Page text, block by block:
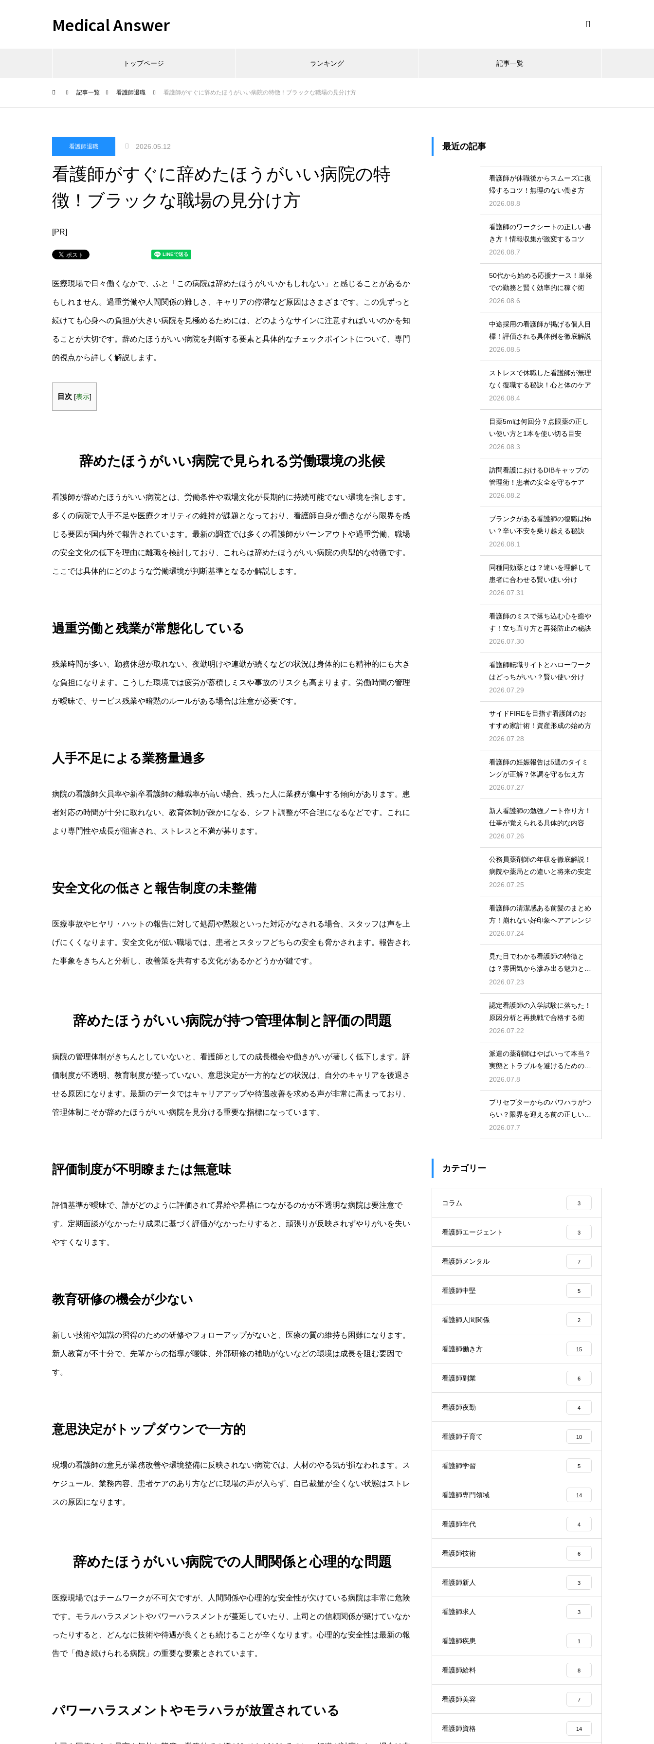
Medical Answer
トップページ ランキング 記事一覧
記事一覧 看護師退職 看護師がすぐに辞めたほうがいい病院の特徴！ブラックな職場の見分け方
看護師退職 2026.05.12
看護師がすぐに辞めたほうがいい病院の特
徴！ブラックな職場の見分け方
[PR]
医療現場で日々働くなかで、ふと「この病院は辞めたほうがいいかもしれない」と感じることがあるか
もしれません。過重労働や人間関係の難しさ、キャリアの停滞など原因はさまざまです。この先ずっと
続けても心身への負担が大きい病院を見極めるためには、どのようなサインに注意すればいいのかを知
ることが大切です。辞めたほうがいい病院を判断する要素と具体的なチェックポイントについて、専門
的視点から詳しく解説します。
目次 [表示]
辞めたほうがいい病院で見られる労働環境の兆候
看護師が辞めたほうがいい病院とは、労働条件や職場文化が長期的に持続可能でない環境を指します。
多くの病院で人手不足や医療クオリティの維持が課題となっており、看護師自身が働きながら限界を感
じる要因が国内外で報告されています。最新の調査では多くの看護師がバーンアウトや過重労働、職場
の安全文化の低下を理由に離職を検討しており、これらは辞めたほうがいい病院の典型的な特徴です。
ここでは具体的にどのような労働環境が判断基準となるか解説します。
過重労働と残業が常態化している
残業時間が多い、勤務休憩が取れない、夜勤明けや連勤が続くなどの状況は身体的にも精神的にも大き
な負担になります。こうした環境では疲労が蓄積しミスや事故のリスクも高まります。労働時間の管理
が曖昧で、サービス残業や暗黙のルールがある場合は注意が必要です。
人手不足による業務量過多
病院の看護師欠員率や新卒看護師の離職率が高い場合、残った人に業務が集中する傾向があります。患
者対応の時間が十分に取れない、教育体制が疎かになる、シフト調整が不合理になるなどです。これに
より専門性や成長が阻害され、ストレスと不満が募ります。
安全文化の低さと報告制度の未整備
医療事故やヒヤリ・ハットの報告に対して処罰や黙殺といった対応がなされる場合、スタッフは声を上
げにくくなります。安全文化が低い職場では、患者とスタッフどちらの安全も脅かされます。報告され
た事象をきちんと分析し、改善策を共有する文化があるかどうかが鍵です。
辞めたほうがいい病院が持つ管理体制と評価の問題
病院の管理体制がきちんとしていないと、看護師としての成長機会や働きがいが著しく低下します。評
価制度が不透明、教育制度が整っていない、意思決定が一方的などの状況は、自分のキャリアを後退さ
せる原因になります。最新のデータではキャリアアップや待遇改善を求める声が非常に高まっており、
管理体制こそが辞めたほうがいい病院を見分ける重要な指標になっています。
評価制度が不明瞭または無意味
評価基準が曖昧で、誰がどのように評価されて昇給や昇格につながるのかが不透明な病院は要注意で
す。定期面談がなかったり成果に基づく評価がなかったりすると、頑張りが反映されずやりがいを失い
やすくなります。
教育研修の機会が少ない
新しい技術や知識の習得のための研修やフォローアップがないと、医療の質の維持も困難になります。
新人教育が不十分で、先輩からの指導が曖昧、外部研修の補助がないなどの環境は成長を阻む要因で
す。
意思決定がトップダウンで一方的
現場の看護師の意見が業務改善や環境整備に反映されない病院では、人材のやる気が損なわれます。ス
ケジュール、業務内容、患者ケアのあり方などに現場の声が入らず、自己裁量が全くない状態はストレ
スの原因になります。
辞めたほうがいい病院での人間関係と心理的な問題
医療現場ではチームワークが不可欠ですが、人間関係や心理的な安全性が欠けている病院は非常に危険
です。モラルハラスメントやパワーハラスメントが蔓延していたり、上司との信頼関係が築けていなか
ったりすると、どんなに技術や待遇が良くとも続けることが辛くなります。心理的な安全性は最新の報
告で「働き続けられる病院」の重要な要素とされています。
パワーハラスメントやモラハラが放置されている
最近の記事
看護師が休職後からスムーズに復
帰するコツ！無理のない働き方
2026.08.8
看護師のワークシートの正しい書
き方！情報収集が激変するコツ
2026.08.7
50代から始める応援ナース！単発
での勤務と賢く効率的に稼ぐ術
2026.08.6
中途採用の看護師が掲げる個人目
標！評価される具体例を徹底解説
2026.08.5
ストレスで休職した看護師が無理
なく復職する秘訣！心と体のケア
2026.08.4
目薬5mlは何回分？点眼薬の正し
い使い方と1本を使い切る目安
2026.08.3
訪問看護におけるDIBキャップの
管理術！患者の安全を守るケア
2026.08.2
ブランクがある看護師の復職は怖
い？辛い不安を乗り越える秘訣
2026.08.1
同種同効薬とは？違いを理解して
患者に合わせる賢い使い分け
2026.07.31
看護師のミスで落ち込む心を癒や
す！立ち直り方と再発防止の秘訣
2026.07.30
看護師転職サイトとハローワーク
はどっちがいい？賢い使い分け
2026.07.29
サイドFIREを目指す看護師のお
すすめ家計術！資産形成の始め方
2026.07.28
看護師の妊娠報告は5週のタイミ
ングが正解？体調を守る伝え方
2026.07.27
新人看護師の勉強ノート作り方！
仕事が覚えられる具体的な内容
2026.07.26
公務員薬剤師の年収を徹底解説！
病院や薬局との違いと将来の安定
2026.07.25
看護師の清潔感ある前髪のまとめ
方！崩れない好印象ヘアアレンジ
2026.07.24
見た目でわかる看護師の特徴と
は？雰囲気から滲み出る魅力と秘
密
2026.07.23
認定看護師の入学試験に落ちた！
原因分析と再挑戦で合格する術
2026.07.22
派遣の薬剤師はやばいって本当？
実態とトラブルを避けるための働
き方を解説
2026.07.8
プリセプターからのパワハラがつ
らい？限界を迎える前の正しい対
処法
2026.07.7
カテゴリー
コラム 3
看護師エージェント 3
看護師メンタル 7
看護師中堅 5
看護師人間関係 2
看護師働き方 15
看護師副業 6
看護師夜勤 4
看護師子育て 10
看護師学習 5
看護師専門領域 14
看護師年代 4
看護師技術 6
看護師新人 3
看護師求人 3
看護師疾患 1
看護師給料 8
看護師美容 7
看護師資格 14